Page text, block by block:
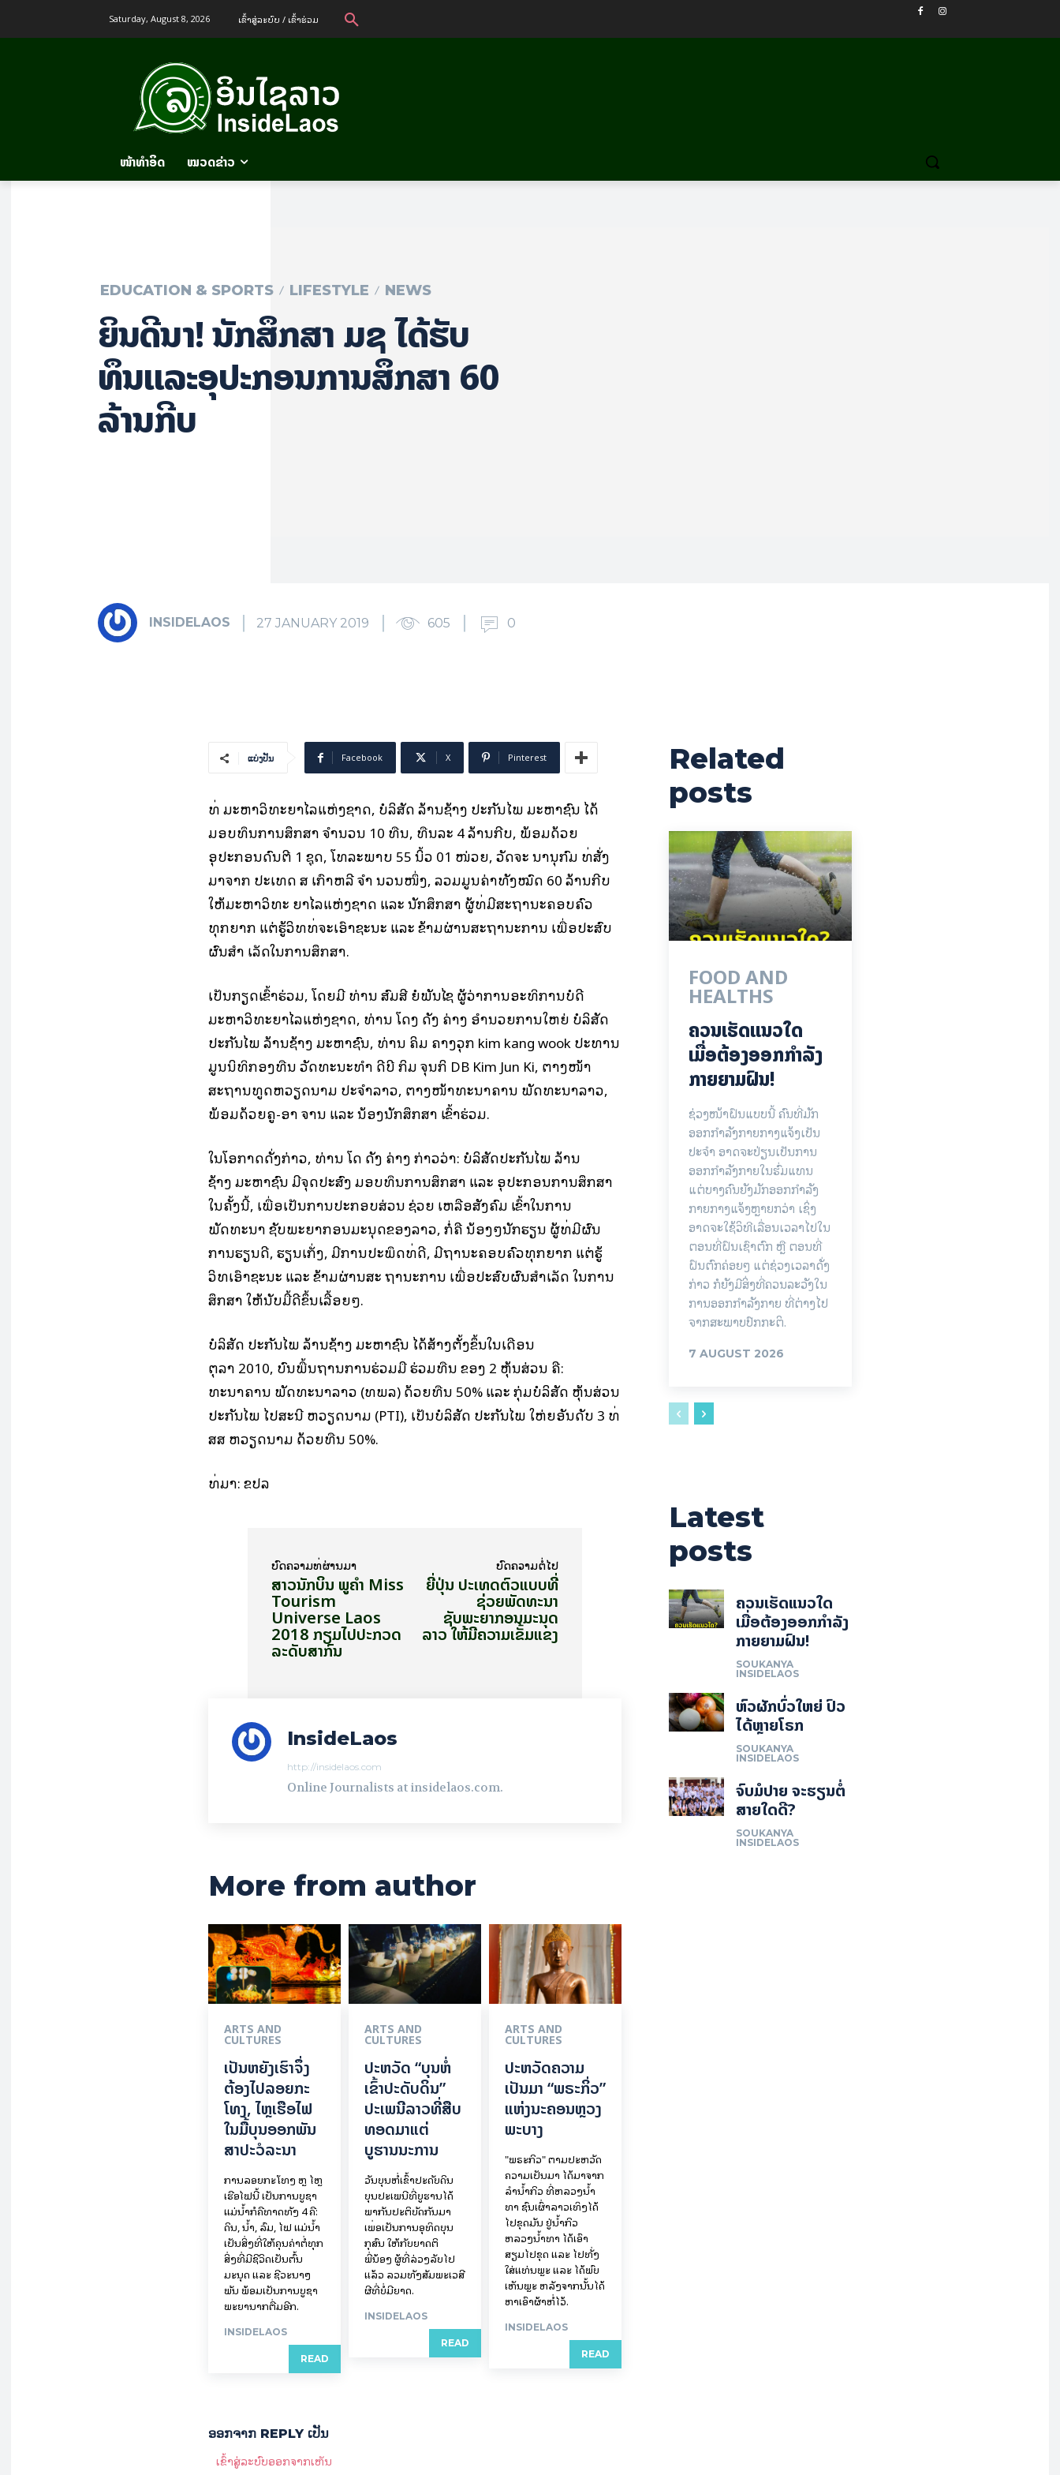
Saturday, August 8, 2026 ເຂົ້າ​ສູ່​ລະ​ບົບ / ເຂົ້າ​ຮ່ວມ
ໜ້າທຳອິດ ໝວດຂ່າວ
EDUCATION & SPORTS LIFESTYLE NEWS
​ຍິນ​ດີ​ນຳ​! ນັກ​ສຶກ​ສາ ມ​ຊ ໄດ້​ຮັບ​
ທຶນ​ແລະອຸປະກອນການສຶກສາ 60
ລ້ານກີບ
INSIDELAOS 27 JANUARY 2019 605 0
ແບ່ງປັນ Facebook X Pinterest
ທີ່ ມະຫາວິທະຍາໄລແຫ່ງຊາດ, ບໍລິສັດ ລ້ານ​ຊ້າງ​ ປະກັນ​ໄພ ມະຫາຊົນ ໄດ້
ມອບທຶນການສຶກສາ ຈຳນວນ 10 ທືນ, ທືນລະ 4 ລ້ານກີບ, ພ້ອມດ້ວຍ
ອຸປະກອນ​ດົນຕີ 1 ຊຸດ, ໂທລະພາບ 55 ນິ້ວ 01 ໜ່ວຍ, ວັດຈະ ນານຸກົມ ທີ່ສັ່ງ
ມາຈາກ ປະເທດ ສ ເກົາຫລີ ຈຳ ນວນໜຶ່ງ, ລວມມູນຄ່າທັງໝົດ 60 ລ້ານ​ກີບ
ໃຫ້ມະຫາວິທະ ຍາໄລແຫ່ງຊາດ ແລະ ນັກສຶກສາ ຜູ້ທີ່ມີສະຖານະຄອບຄົວ
ທຸກຍາກ ແຕ່ຮູ້ວິທີທີ່ຈະເອົາຊະນະ ແລະ ຂ້າມຜ່ານສະຖານະການ ເພື່ອປະສົບ
ຜົນສຳ ເລັດໃນການສຶກສາ.
ເປັນກຽດເຂົ້າຮ່ວມ, ໂດຍມີ ທ່ານ ສົມສີ ຍໍພັນໄຊ ຜູ້ວ່າການອະທິການບໍດີ
ມະຫາວິທະຍາໄລແຫ່ງຊາດ, ທ່ານ ​ໂດງ ດັງ ຄ່າງ ອໍານວຍ​ການ​ໃຫຍ່ ບໍລິສັດ
ປະກັນໄພ ລ້ານ​ຊ້າງ​ ມະຫາຊົນ, ທ່ານ ຄິມ ຄາງວຸກ kim kang wook ປະທານ
ມູນນິທິ​ກອງ​ທືນ ວັດທະນະ​ທໍາ ດີ​ບີ ກິມ ຈຸນ​ກິ DB Kim Jun Ki, ຕາງໜ້າ
ສະຖານທູດຫວຽດນາມ ປະຈຳລາວ, ຕາງໜ້າທະນາຄານ ພັດທະນາລາວ,
ພ້ອມດ້ວຍຄູ-ອາ ຈານ ແລະ ນ້ອງນັກສຶກສາ ເຂົ້າຮ່ວມ.
ໃນໂອກາດດັ່ງກ່າວ, ທ່ານ ​ໂດ ດັງ ຄ່າງ ກ່າວວ່າ: ບໍລິສັດປະກັນໄພ ລ້ານ
ຊ້າງ ມະຫາຊົນ ມີຈຸດປະສົງ ມອບທຶນການສຶກສາ ແລະ ອຸປະກອນການສຶກສາ
ໃນຄັ້ງນີ້, ເພື່ອເປັນການປະກອບສ່ວນ ຊ່ວຍ ເຫລືອສັງຄົມ ເຂົ້າໃນການ
ພັດທະນາ ຊັບພະຍາກອນມະນຸດຂອງລາວ, ກໍ່ຄື ນ້ອງໆນັກຮຽນ ຜູ້ທີ່ມີຜົນ
ການຮຽນດີ, ຮຽນເກັ່ງ, ມີການປະພຶດທີ່ດີ, ມີຖານະຄອບຄົວທຸກຍາກ ແຕ່ຮູ້
ວິທີເອົາຊະນະ ແລະ ຂ້າມຜ່ານສະ ຖານະການ ເພື່ອປະສົບຜົນສຳເລັດ ໃນການ
ສຶກສາ ໃຫ້ນັບມື້ດີຂຶ້ນເລື້ອຍໆ.
ບໍລິສັດ ປະກັນໄພ ລ້ານຊ້າງ ມະຫາຊົນ ໄດ້ສ້າງຕັ້ງຂຶ້ນໃນເດືອນ
ຕຸລາ 2010, ບົນພື້ນຖານການຮ່ວມມື ຮ່ວມທືນ ຂອງ 2 ຫຸ້ນສ່ວນ ຄື:
ທະນາຄານ ພັດທະນາລາວ​ (ທພລ) ດ້ວຍທືນ 50% ແລະ ກຸ່ມບໍລິສັດ ຫຸ້ນສ່ວນ
ປະກັນໄພ ໄປສະນີ ຫວຽດນາມ (PTI), ເປັນບໍລິສັດ ປະກັນໄພ ໃຫ່ຍອັນດັບ 3 ທີ່
ສສ ຫວຽດນາມ ດ້ວຍທືນ 50%.
ທີ່​ມາ: ຂ​ປ​ລ
ບົດ​ຄວາມ​ທີ່​ຜ່ານ​ມາ
​ສາວ​ນັກ​ບິນ ພູຄຳ Miss
Tourism
Universe Laos
2018 ກຽມໄປປະກວດ
ລະດັບສາກົນ
ບົດ​ຄວາມ​ຕໍ່​ໄປ
ຍີ່ປຸ່ນ ປະ​ເທດ​ຕົວ​ແບບ​​ທີ່​
ຊ່ວຍພັດທະນາ
ຊັບພະຍາກອນມະນຸດ​
ລາວ ໃຫ້​ມີ​ຄວາມ​ເຂັ້ມ​ແຂງ
InsideLaos
http://insidelaos.com
Online Journalists at insidelaos.com.
More from author
ARTS AND
CULTURES
ເປັນ​ຫຍັງ​ເຮົາ​ຈຶ່ງ​
ຕ້ອງ​ໄປລອຍ​ກະ​
ໂທງ, ໄຫຼ​ເຮືອ​ໄຟ
ໃນ​ມື້​​ບຸນ​ອອກ​ພັນ​
ສາ​ປະ​ວໍ​ລະ​ນາ
ການລອຍ​ກະ​ໂທງ ຫຼື ໄຫຼ
ເຮືອໄຟນີ້ ເປັນການບູຊາ
ແມ່ນໍ້າກໍຄືທາດທັງ 4 ຄື:
ດິນ, ນໍ້າ, ລົມ, ໄຟ ແມ່ນໍ້າ
ເປັນສິ່ງທີ່ໃຫ້ຄຸນຄ່າຕໍ່ທຸກ
ສິ່ງທີ່ມີຊີວິດເປັນຕົ້ນ
ມະນຸດ ແລະ ຊີວະນາໆ
ພັນ ພ້ອມເປັນການບູຊາ
ພະຍານາກຕື່ມອີກ.
INSIDELAOS
READ
ARTS AND
CULTURES
ປະຫວັດ “ບຸນຫໍ່
ເຂົ້າປະດັບດິນ”
ປະເພນີລາວທີ່ສືບ
ທອດມາແຕ່
ບູຮານນະການ
ວັນບຸນຫໍ່ເຂົ້າປະດັບດິນ
ບຸນປະເພນີທີ່ບູຮານໄດ້
ພາກັນປະຕິບັດກັນມາ
ເພື່ອເປັນການອຸທິດບຸນ
ກຸສົນ ໃຫ້ກັບຍາດຕິ
ພີ່ນ້ອງ ຜູ້ທີ່ລ່ວງລັບໄປ
ແລ້ວ ລວມທັງສັມພະເວສີ
ຜີທີ່ບໍ່ມີຍາດ.
INSIDELAOS
READ
ARTS AND
CULTURES
ປະຫວັດຄວາມ
ເປັນມາ “ພຣະກິ່ວ”
ແຫ່ງນະຄອນຫຼວງ
ພະບາງ
"ພຣະກິວ" ຕາມປະຫວັດ
ຄວາມເປັນມາ ໄດ້ມາຈາກ
ລຳນ້ຳກິວ ທີ່ຫລວງນ້ຳ
ທາ ຊົນເຜົ່າລາວເທິງໄດ້
ໄປຂຸດມັນ ຢູ່ນ້ຳກິວ
ຫລວງນ້ຳທາ ໄດ້ເອົາ
ສຽມໄປຂຸດ ແລະ ໄປທັ່ງ
ໃສ່ແທ່ນພຼະ ແລະ ໄດ້ພົບ
ເຫັນພຼະ ຫລັງຈາກນັ້ນໄດ້
ຫາເອົາຜ້າຫໍ່ໄວ້.
INSIDELAOS
READ
ອອກ​ຈາກ REPLY ເປັນ
ເຂົ້າ​ສູ່​ລະ​ບົບ​ອອກ​ຈາກ​ເຫັນ
Related
posts
FOOD AND
HEALTHS
ຄວນເຮັດແນວໃດ
ເມື່ອຕ້ອງອອກກຳລັງ
ກາຍຍາມຝົນ!
ຊ່ວງໜ້າຝົນແບບນີ້ ຄົນທີ່ມັກ
ອອກກຳລັງກາຍກາງແຈ້ງເປັນ
ປະຈຳ ອາດຈະປ່ຽນເປັນການ
ອອກກຳລັງກາຍໃນຮົ່ມແທນ
ແຕ່ບາງຄົນຍັງມັກອອກກຳລັງ
ກາຍກາງແຈ້ງຫຼາຍກວ່າ ເຊິ່ງ
ອາດຈະໃຊ້ວິທີເລື່ອນເວລາໄປໃນ
ຕອນທີ່ຝົນເຊົາຕົກ ຫຼື ຕອນທີ່
ຝົນຕົກຄ່ອຍໆ ແຕ່ຊ່ວງເວລາດັ່ງ
ກ່າວ ກໍຍັງມີສິ່ງທີ່ຄວນລະວັງໃນ
ການອອກກຳລັງກາຍ ທີ່ຕ່າງໄປ
ຈາກສະພາບປົກກະຕິ.
7 AUGUST 2026
Latest
posts
ຄວນເຮັດແນວໃດ
ເມື່ອຕ້ອງອອກກຳລັງ
ກາຍຍາມຝົນ!
SOUKANYA
INSIDELAOS
ຫົວຜັກບົ່ວໃຫຍ່ ປົວ
ໄດ້ຫຼາຍໂຣກ
SOUKANYA
INSIDELAOS
ຈົບມໍປາຍ ຈະຮຽນຕໍ່
ສາຍໃດດີ?
SOUKANYA
INSIDELAOS